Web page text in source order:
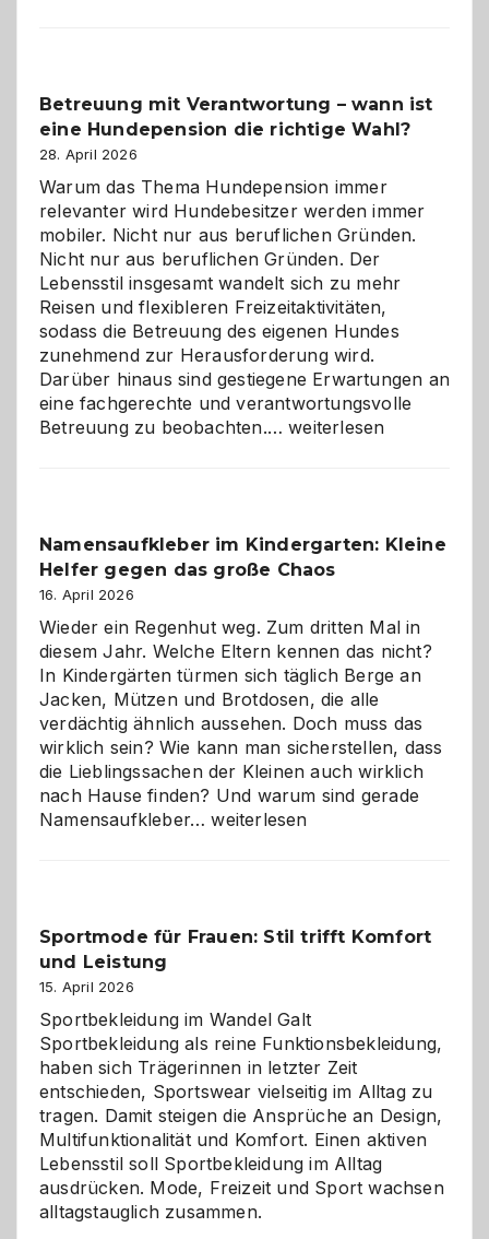
Betreuung mit Verantwortung – wann ist
eine Hundepension die richtige Wahl?
28. April 2026
Warum das Thema Hundepension immer
relevanter wird Hundebesitzer werden immer
mobiler. Nicht nur aus beruflichen Gründen.
Nicht nur aus beruflichen Gründen. Der
Lebensstil insgesamt wandelt sich zu mehr
Reisen und flexibleren Freizeitaktivitäten,
sodass die Betreuung des eigenen Hundes
zunehmend zur Herausforderung wird.
Darüber hinaus sind gestiegene Erwartungen an
eine fachgerechte und verantwortungsvolle
Betreuung zu beobachten.…Betreuung
ist
eine
die
richtige
Wahl?
weiterlesen
Namensaufkleber im Kindergarten: Kleine
Helfer gegen das große Chaos
16. April 2026
Wieder ein Regenhut weg. Zum dritten Mal in
diesem Jahr. Welche Eltern kennen das nicht?
In Kindergärten türmen sich täglich Berge an
Jacken, Mützen und Brotdosen, die alle
verdächtig ähnlich aussehen. Doch muss das
wirklich sein? Wie kann man sicherstellen, dass
die Lieblingssachen der Kleinen auch wirklich
nach Hause finden? Und warum sind gerade
Namensaufkleber…Namensaufkleber
gegen
Chaos
weiterlesen
Sportmode für Frauen: Stil trifft Komfort
und Leistung
15. April 2026
Sportbekleidung im Wandel Galt
Sportbekleidung als reine Funktionsbekleidung,
haben sich Trägerinnen in letzter Zeit
entschieden, Sportswear vielseitig im Alltag zu
tragen. Damit steigen die Ansprüche an Design,
Multifunktionalität und Komfort. Einen aktiven
Lebensstil soll Sportbekleidung im Alltag
ausdrücken. Mode, Freizeit und Sport wachsen
alltagstauglich zusammen.